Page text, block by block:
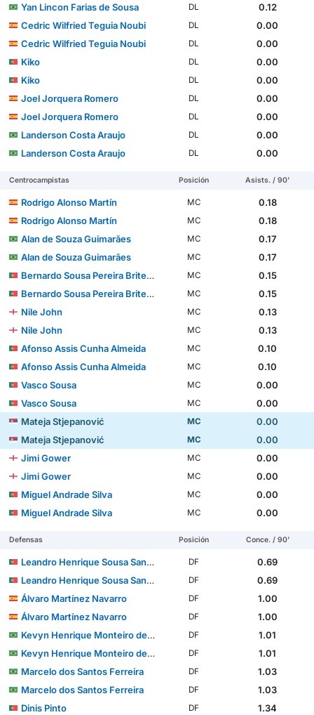
Yan Lincon Farias de Sousa DL
0.12
Cedric Wilfried Teguia Noubi
DL
0.00
Cedric Wilfried Teguia Noubi
DL
0.00
Kiko
DL
0.00
Kiko
DL
0.00
Joel Jorquera Romero
DL
0.00
Joel Jorquera Romero
DL
0.00
Landerson Costa Araujo
DL
0.00
Landerson Costa Araujo
DL 0.00
Centrocampistas Posición Asists. / 90'
Rodrigo Alonso Martín MC
0.18
Rodrigo Alonso Martín
MC
0.18
Alan de Souza Guimarães
MC
0.17
Alan de Souza Guimarães
MC
0.17
Bernardo Sousa Pereira Brites Martins
MC
0.15
Bernardo Sousa Pereira Brites Martins
MC
0.15
Nile John
MC
0.13
Nile John
MC
0.13
Afonso Assis Cunha Almeida
MC
0.10
Afonso Assis Cunha Almeida
MC
0.10
Vasco Sousa
MC
0.00
Vasco Sousa
MC
0.00
Mateja Stjepanović
MC
0.00
Mateja Stjepanović
MC
0.00
Jimi Gower
MC
0.00
Jimi Gower
MC
0.00
Miguel Andrade Silva
MC
0.00
Miguel Andrade Silva
MC 0.00
Defensas Posición Conce. / 90'
Leandro Henrique Sousa Santos DF
0.69
Leandro Henrique Sousa Santos
DF
0.69
Álvaro Martínez Navarro
DF
1.00
Álvaro Martínez Navarro
DF
1.00
Kevyn Henrique Monteiro de Souza
DF
1.01
Kevyn Henrique Monteiro de Souza
DF
1.01
Marcelo dos Santos Ferreira
DF
1.03
Marcelo dos Santos Ferreira
DF
1.03
Dinis Pinto
DF
1.34